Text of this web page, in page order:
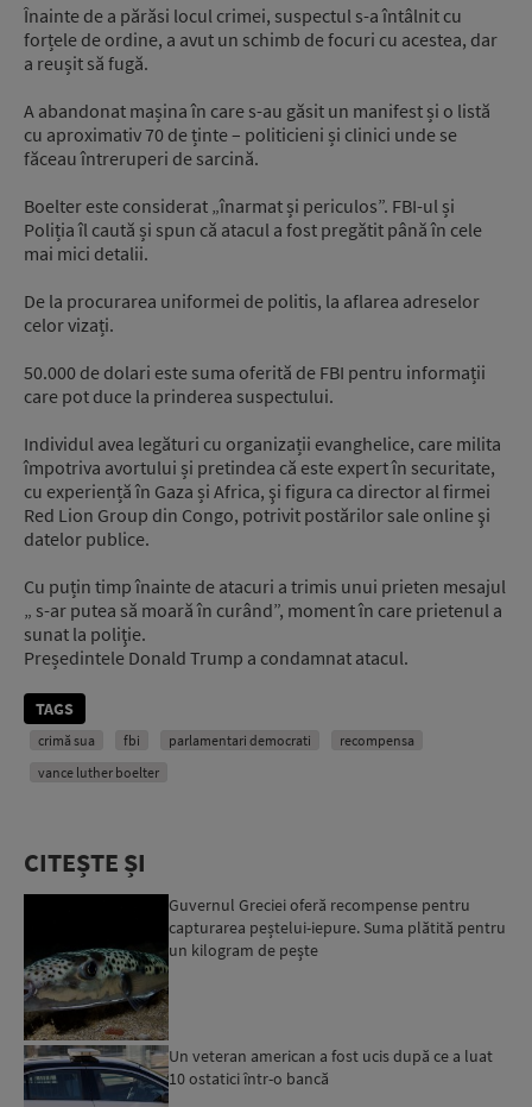
Înainte de a părăsi locul crimei, suspectul s-a întâlnit cu
forțele de ordine, a avut un schimb de focuri cu acestea, dar
a reușit să fugă.
A abandonat mașina în care s-au găsit un manifest și o listă
cu aproximativ 70 de ținte – politicieni și clinici unde se
făceau întreruperi de sarcină.
Boelter este considerat „înarmat și periculos”. FBI-ul și
Poliția îl caută și spun că atacul a fost pregătit până în cele
mai mici detalii.
De la procurarea uniformei de politis, la aflarea adreselor
celor vizați.
50.000 de dolari este suma oferită de FBI pentru informații
care pot duce la prinderea suspectului.
Individul avea legături cu organizații evanghelice, care milita
împotriva avortului și pretindea că este expert în securitate,
cu experiență în Gaza și Africa, şi figura ca director al firmei
Red Lion Group din Congo, potrivit postărilor sale online şi
datelor publice.
Cu puțin timp înainte de atacuri a trimis unui prieten mesajul
„ s-ar putea să moară în curând”, moment în care prietenul a
sunat la poliţie.
Președintele Donald Trump a condamnat atacul.
TAGS
crimă sua fbi parlamentari democrati
recompensa
vance luther boelter
CITEȘTE ȘI
Guvernul Greciei oferă recompense pentru
capturarea peștelui-iepure. Suma plătită pentru
un kilogram de peşte
Un veteran american a fost ucis după ce a luat
10 ostatici într-o bancă